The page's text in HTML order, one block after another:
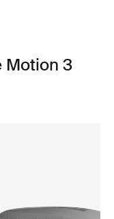
Motion 3